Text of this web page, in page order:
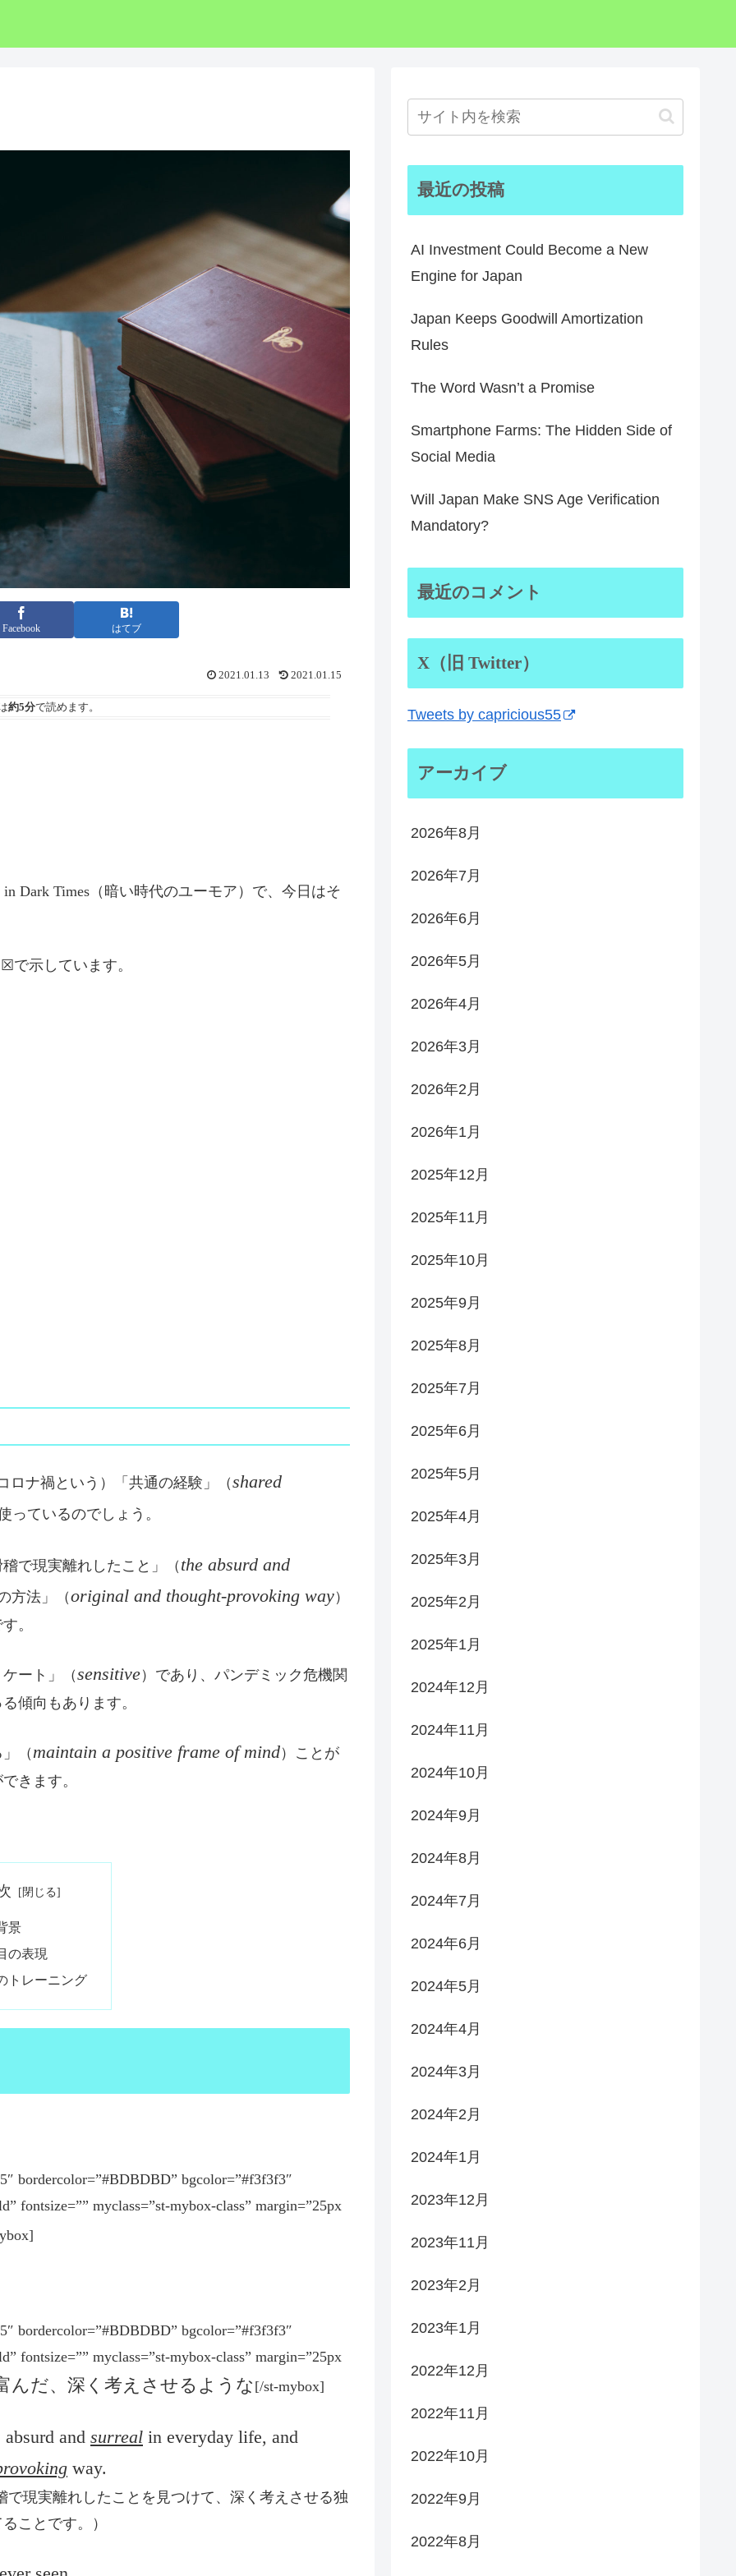
Facebook はてブ
2021.01.13 2021.01.15
約5分で読めます。
in Dark Times（暗い時代のユーモア）で、今日はそ
で示しています。
ロナ禍という）「共通の経験」（shared
っているのでしょう。
で現実離れしたこと」（ the absurd and
方法」（original and thought-provoking way）
。
ート」（sensitive）であり、パンデミック危機関
傾向もあります。
（maintain a positive frame of mind）ことが
きます。
景
の表現
トレーニング
bordercolor=”#BDBDBD” bgcolor=”#f3f3f3″
fontsize=”” myclass=”st-mybox-class” margin=”25px
bordercolor=”#BDBDBD” bgcolor=”#f3f3f3″
fontsize=”” myclass=”st-mybox-class” margin=”25px
んだ、深く考えさせるような [/st-mybox]
and surreal in everyday life, and
way.
現実離れしたことを見つけて、深く考えさせる独
ことです。）
最近の投稿
AI Investment Could Become a New
Engine for Japan
Japan Keeps Goodwill Amortization
Rules
The Word Wasn’t a Promise
Smartphone Farms: The Hidden Side of
Social Media
Will Japan Make SNS Age Verification
Mandatory?
最近のコメント
X（旧 Twitter）
Tweets by capricious55
アーカイブ
2026年8月
2026年7月
2026年6月
2026年5月
2026年4月
2026年3月
2026年2月
2026年1月
2025年12月
2025年11月
2025年10月
2025年9月
2025年8月
2025年7月
2025年6月
2025年5月
2025年4月
2025年3月
2025年2月
2025年1月
2024年12月
2024年11月
2024年10月
2024年9月
2024年8月
2024年7月
2024年6月
2024年5月
2024年4月
2024年3月
2024年2月
2024年1月
2023年12月
2023年11月
2023年2月
2023年1月
2022年12月
2022年11月
2022年10月
2022年9月
2022年8月